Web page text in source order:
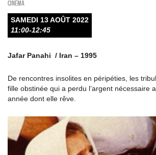
Cinéma
SAMEDI 13 AOÛT 2022
11:00-12:45
Jafar Panahi / Iran – 1995
De rencontres insolites en péripéties, les
fille obstinée qui a perdu l’argent nécessaire
année dont elle rêve.